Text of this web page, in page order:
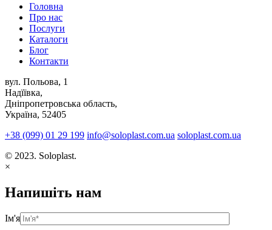
Головна
Про нас
Послуги
Каталоги
Блог
Контакти
вул. Польова, 1
Надїївка,
Дніпропетровська область,
Україна, 52405
+38 (099) 01 29 199 info@soloplast.com.ua soloplast.com.ua
© 2023. Soloplast.
×
Напишіть нам
Ім'я